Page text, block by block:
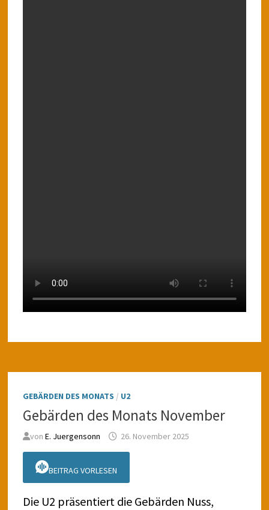
GEBÄRDEN DES MONATS / U2
Gebärden des Monats November
von E. Juergensonn 26. November 2025
BEITRAG VORLESEN
Die U2 präsentiert die Gebärden Nuss,